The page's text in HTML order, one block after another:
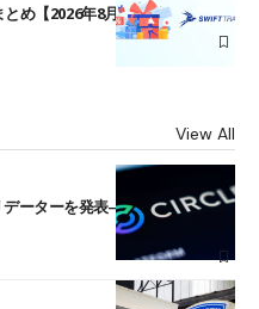
め【2026年8月最新】
View All
データーを発表――ブラックロッ